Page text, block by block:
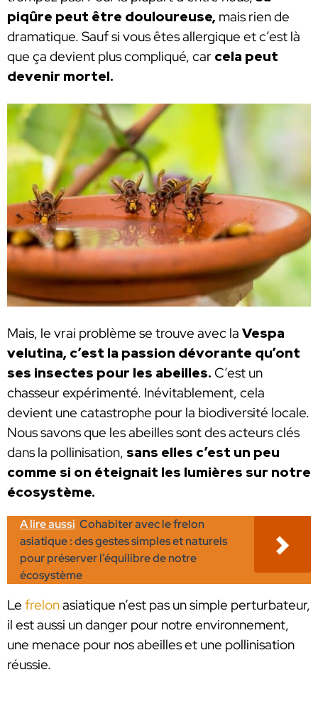
piqûre peut être douloureuse, mais rien de
dramatique. Sauf si vous êtes allergique et c’est là
que ça devient plus compliqué, car cela peut
devenir mortel.
Mais, le vrai problème se trouve avec la Vespa
velutina, c’est la passion dévorante qu’ont
ses insectes pour les abeilles. C’est un
chasseur expérimenté. Inévitablement, cela
devient une catastrophe pour la biodiversité locale.
Nous savons que les abeilles sont des acteurs clés
dans la pollinisation, sans elles c’est un peu
comme si on éteignait les lumières sur notre
écosystème.
A lire aussi Cohabiter avec le frelon
asiatique : des gestes simples et naturels
pour préserver l’équilibre de notre
écosystème
Le frelonasiatique n’est pas un simple perturbateur,
il est aussi un danger pour notre environnement,
une menace pour nos abeilles et une pollinisation
réussie.